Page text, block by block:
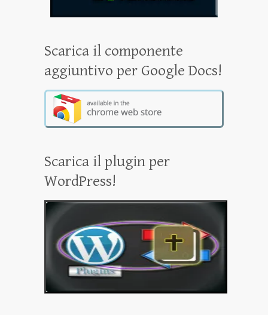
Scarica il componente
aggiuntivo per Google Docs!
Scarica il plugin per
WordPress!